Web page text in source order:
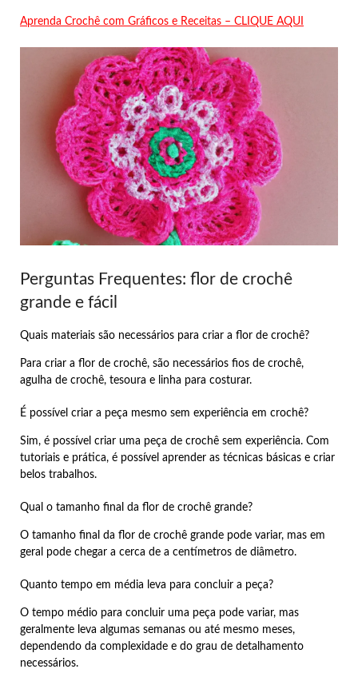
Aprenda Crochê com Gráficos e Receitas – CLIQUE AQUI
Perguntas Frequentes: flor de crochê
grande e fácil
Quais materiais são necessários para criar a flor de crochê?
Para criar a flor de crochê, são necessários fios de crochê,
agulha de crochê, tesoura e linha para costurar.
É possível criar a peça mesmo sem experiência em crochê?
Sim, é possível criar uma peça de crochê sem experiência. Com
tutoriais e prática, é possível aprender as técnicas básicas e criar
belos trabalhos.
Qual o tamanho final da flor de crochê grande?
O tamanho final da flor de crochê grande pode variar, mas em
geral pode chegar a cerca de a centímetros de diâmetro.
Quanto tempo em média leva para concluir a peça?
O tempo médio para concluir uma peça pode variar, mas
geralmente leva algumas semanas ou até mesmo meses,
dependendo da complexidade e do grau de detalhamento
necessários.